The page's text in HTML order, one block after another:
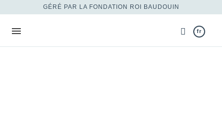
GÉRÉ PAR LA FONDATION ROI BAUDOUIN
fr